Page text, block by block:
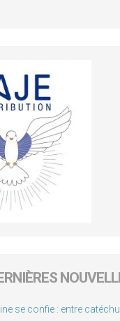
se confie : entre